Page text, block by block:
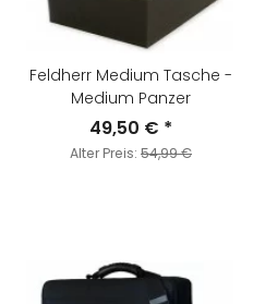
Feldherr Medium Tasche -
Medium Panzer
49,50 € *
Alter Preis: 54,99 €